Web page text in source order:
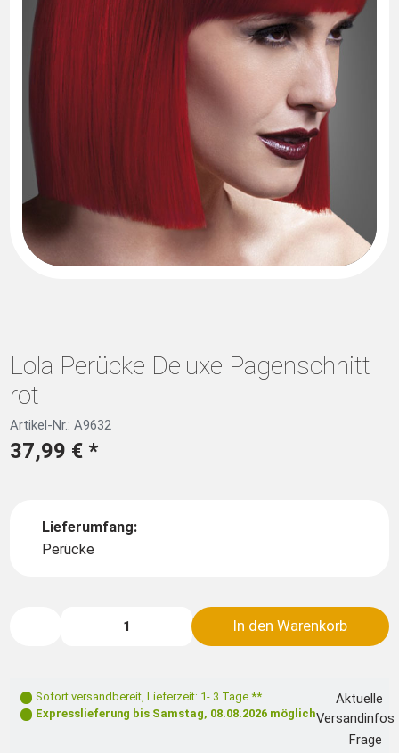
Lola Perücke Deluxe Pagenschnitt
rot
Artikel-Nr.: A9632
37,99 € *
Lieferumfang:
Perücke
In den Warenkorb
Sofort versandbereit, Lieferzeit: 1- 3 Tage **
Expresslieferung bis Samstag, 08.08.2026 möglich
Aktuelle
Versandinfos
Frage